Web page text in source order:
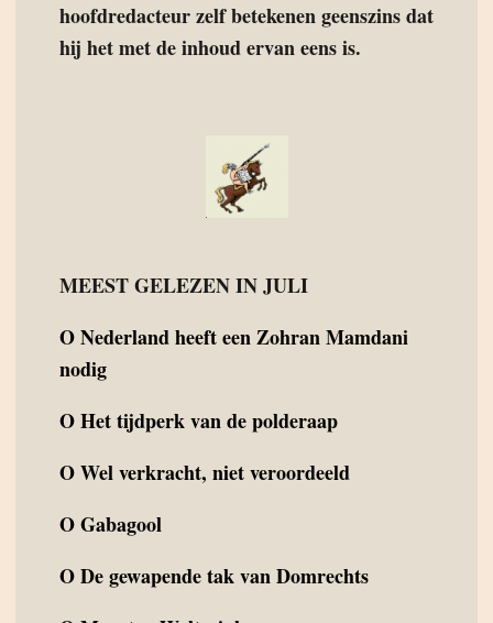
hoofdredacteur zelf betekenen geenszins dat
hij het met de inhoud ervan eens is.
MEEST GELEZEN IN JULI
ONederland heeft een Zohran Mamdani
nodig
OHet tijdperk van de polderaap
OWel verkracht, niet veroordeeld
OGabagool
ODe gewapende tak van Domrechts